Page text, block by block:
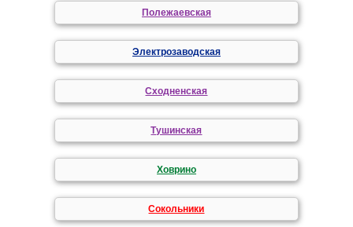
Полежаевская
Электрозаводская
Сходненская
Тушинская
Ховрино
Сокольники